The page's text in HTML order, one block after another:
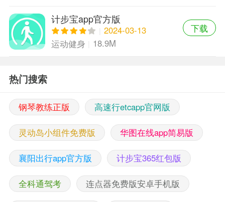
计步宝app官方版
2024-03-13
运动健身
18.9M
下载
热门搜索
钢琴教练正版 高速行etcapp官网版
灵动岛小组件免费版 华图在线app简易版
襄阳出行app官方版 计步宝365红包版
全科通驾考 连点器免费版安卓手机版